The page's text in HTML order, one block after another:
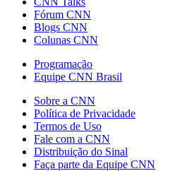
Fórum CNN
Blogs CNN
Colunas CNN
Programação
Equipe CNN Brasil
Sobre a CNN
Política de Privacidade
Termos de Uso
Fale com a CNN
Distribuição do Sinal
Faça parte da Equipe CNN